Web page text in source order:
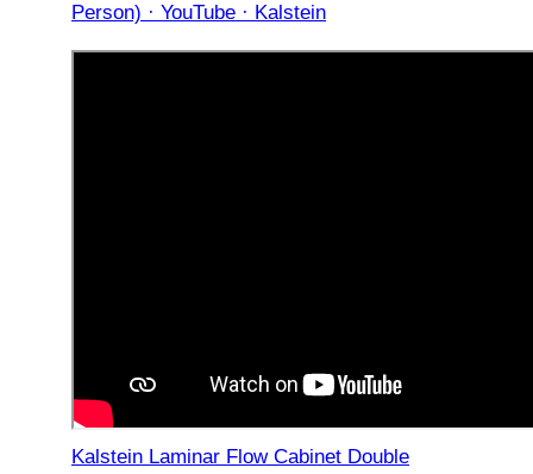
Person) · YouTube · Kalstein
Kalstein Laminar Flow Cabinet Double